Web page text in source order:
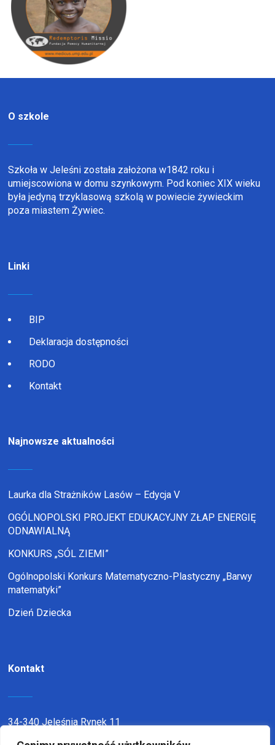
O szkole
Szkoła w Jeleśni została założona w1842 roku i
umiejscowiona w domu szynkowym. Pod koniec XIX wieku
była jedyną trzyklasową szkolą w powiecie żywieckim
poza miastem Żywiec.
Linki
BIP
Deklaracja dostępności
RODO
Kontakt
Najnowsze aktualności
Laurka dla Strażników Lasów – Edycja V
OGÓLNOPOLSKI PROJEKT EDUKACYJNY ZŁAP ENERGIĘ
ODNAWIALNĄ
KONKURS „SÓL ZIEMI”
Ogólnopolski Konkurs Matematyczno-Plastyczny „Barwy
matematyki”
Dzień Dziecka
Kontakt
34-340 Jeleśnia Rynek 11